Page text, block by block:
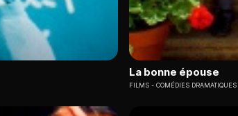
La bonne épouse
FILMS COMÉDIES DRAMATIQUES